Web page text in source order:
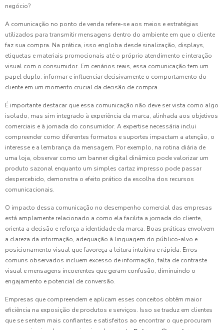
negócio?
A comunicação no ponto de venda refere-se aos meios e estratégias
utilizados para transmitir mensagens dentro do ambiente em que o cliente
faz sua compra. Na prática, isso engloba desde sinalização, displays,
etiquetas e materiais promocionais até o próprio atendimento e interação
visual com o consumidor. Em cenários reais, essa comunicação tem um
papel duplo: informar e influenciar decisivamente o comportamento do
cliente em um momento crucial da decisão de compra.
É importante destacar que essa comunicação não deve ser vista como algo
isolado, mas sim integrado à experiência da marca, alinhada aos objetivos
comerciais e à jornada do consumidor. A expertise necessária inclui
compreender como diferentes formatos e suportes impactam a atenção, o
interesse e a lembrança da mensagem. Por exemplo, na rotina diária de
uma loja, observar como um banner digital dinâmico pode valorizar um
produto sazonal enquanto um simples cartaz impresso pode passar
despercebido, demonstra o efeito prático da escolha dos recursos
comunicacionais.
O impacto dessa comunicação no desempenho comercial das empresas
está amplamente relacionado a como ela facilita a jornada do cliente,
orienta a decisão e reforça a identidade da marca. Boas práticas envolvem
a clareza da informação, adequação à linguagem do público-alvo e
posicionamento visual que favoreça a leitura intuitiva e rápida. Erros
comuns observados incluem excesso de informação, falta de contraste
visual e mensagens incoerentes que geram confusão, diminuindo o
engajamento e potencial de conversão.
Empresas que compreendem e aplicam esses conceitos obtêm maior
eficiência na exposição de produtos e serviços. Isso se traduz em clientes
que se sentem mais confiantes e satisfeitos ao encontrar o que procuram